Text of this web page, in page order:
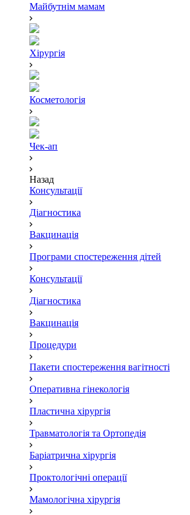
Майбутнім мамам
Хірургія
Косметологія
Чек-ап
Назад
Консультації
Діагностика
Вакцинація
Програми спостереження дітей
Консультації
Діагностика
Вакцинація
Процедури
Пакети спостереження вагітності
Оперативна гінекологія
Пластична хірургія
Травматологія та Ортопедія
Баріатрична хірургія
Проктологічні операції
Мамологічна хірургія